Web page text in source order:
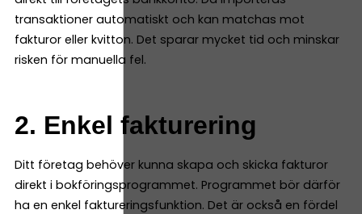
transaktioner automatiskt och kan matchas mot
fakturor eller kvitton. Det sparar mycket tid och minskar
risken för manuella fel.
2. Enkel fakturering
Ditt företag behöver kunna skapa och skicka fakturor
direkt i bokföringsprogrammet. Programmet bör därför
ha en enkel faktureringsfunktion. Det är också en fördel